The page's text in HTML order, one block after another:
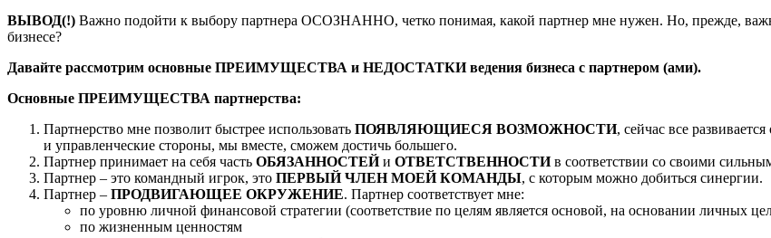
ВЫВОД(!) Важно подойти к выбору партнера ОСОЗНАННО, четко понимая, какой партнер мне нужен. Но, прежде,
бизнесе?
Давайте рассмотрим основные ПРЕИМУЩЕСТВА и НЕДОСТАТКИ ведения бизнеса с партнером (ами).
Основные ПРЕИМУЩЕСТВА партнерства:
Партнерство мне позволит быстрее использовать ПОЯВЛЯЮЩИЕСЯ ВОЗМОЖНОСТИ, сейчас все
и управленческие стороны, мы вместе, сможем достичь большего.
Партнер принимает на себя часть ОБЯЗАННОСТЕЙи ОТВЕТСТВЕННОСТИв соответствии со своими
Партнер – это командный игрок, это ПЕРВЫЙ ЧЛЕН МОЕЙ КОМАНДЫ, с которым можно добиться синергии.
Партнер – ПРОДВИГАЮЩЕЕ ОКРУЖЕНИЕ. Партнер соответствует мне:
по уровню личной финансовой стратегии (соответствие по целям является основой, на основании личных
по жизненным ценностям